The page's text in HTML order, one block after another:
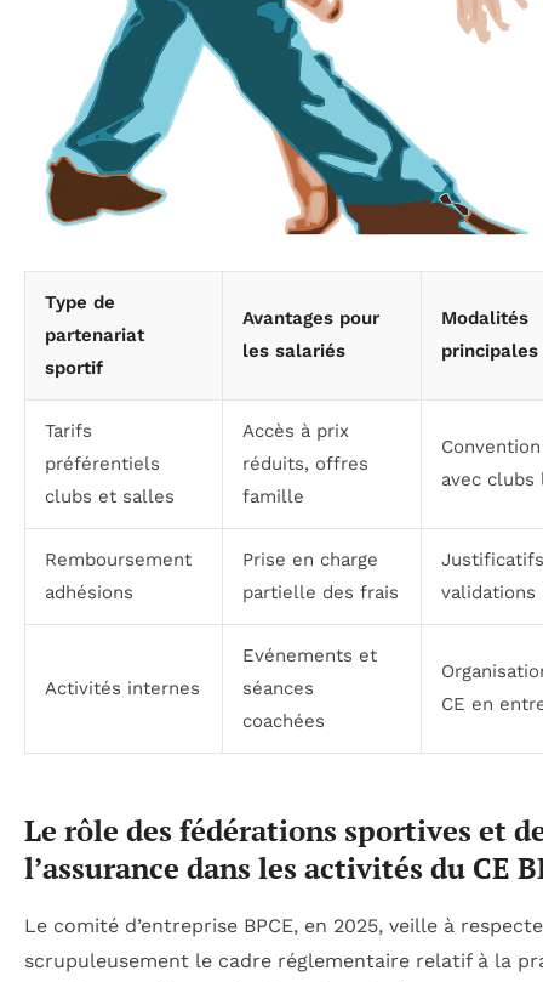
Type de
partenariat
sportif
Avantages pour
les salariés
Modalités
principales
Tarifs
préférentiels
clubs et salles
Accès à prix
réduits, offres
famille
Convention
avec clubs
Remboursement
adhésions
Prise en charge
partielle des frais
validations
Activités internes
Evénements et
séances
coachées
CE en
Le rôle des fédérations sportives et
l’assurance dans les activités du CE
Le comité d’entreprise BPCE, en 2025, veille à
scrupuleusement le cadre réglementaire relatif à la